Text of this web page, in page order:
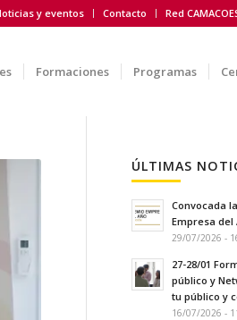
y eventos Contacto Red
Formaciones Programas
ÚLTIMAS
Convocada
Empresa del
29/07/2026 -
27-28/01
público y
tu público y
16/07/2026 -